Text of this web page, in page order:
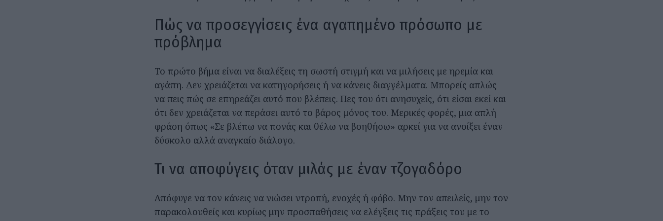
Πώς να προσεγγίσεις ένα αγαπημένο πρόσωπο με
πρόβλημα
Το πρώτο βήμα είναι να διαλέξεις τη σωστή στιγμή και να μιλήσεις με ηρεμία και
αγάπη. Δεν χρειάζεται να κατηγορήσεις ή να κάνεις διαγγέλματα. Μπορείς απλώς
να πεις πώς σε επηρεάζει αυτό που βλέπεις. Πες του ότι ανησυχείς, ότι είσαι εκεί και
ότι δεν χρειάζεται να περάσει αυτό το βάρος μόνος του. Μερικές φορές, μια απλή
φράση όπως «Σε βλέπω να πονάς και θέλω να βοηθήσω» αρκεί για να ανοίξει έναν
δύσκολο αλλά αναγκαίο διάλογο.
Τι να αποφύγεις όταν μιλάς με έναν τζογαδόρο
Απόφυγε να τον κάνεις να νιώσει ντροπή, ενοχές ή φόβο. Μην τον απειλείς, μην τον
παρακολουθείς και κυρίως μην προσπαθήσεις να ελέγξεις τις πράξεις του με το